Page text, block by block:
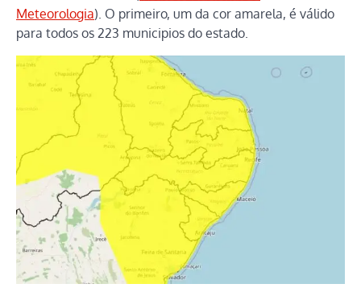
Meteorologia). O primeiro, um da cor amarela, é válido
para todos os 223 municipios do estado.